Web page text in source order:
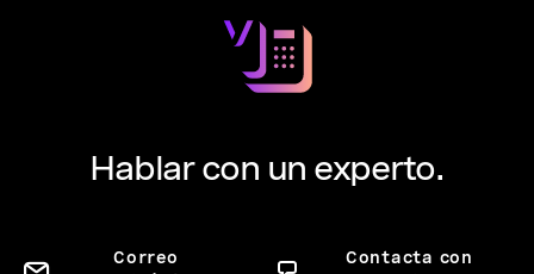
Hablar con un experto.
Correo
Contacta con